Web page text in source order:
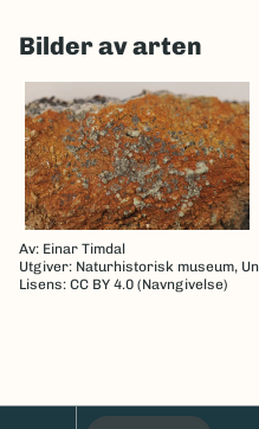
Bilder av arten
Av: Einar Timdal
Utgiver: Naturhistorisk museum,
Lisens: CC BY 4.0 (Navngivelse)